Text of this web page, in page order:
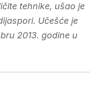
tehnike, ušao je
Učešće je
2013. godine u